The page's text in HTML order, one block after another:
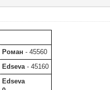
Роман - 45560
Edseva - 45160
Edseva